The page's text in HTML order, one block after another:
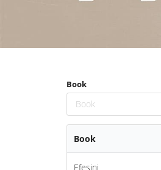
Book
Book
Book
Efesini